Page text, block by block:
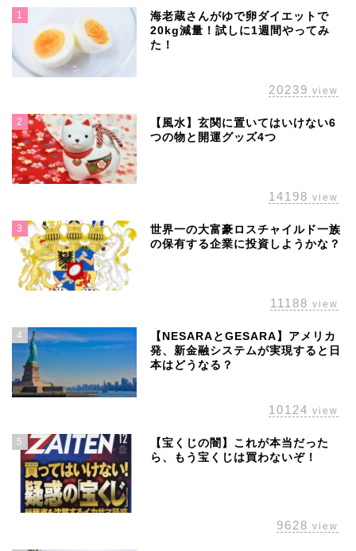
1
海老蔵さんがゆで卵ダイエットで
20kg減量！試しに1週間やってみ
た！
20239 view
2
【風水】玄関に置いてはいけない6
つの物と開運グッズ4つ
14198 view
3
世界一の大富豪ロスチャイルド一族
の保有する企業に投資しようかな？
11188 view
4
【NESARAとGESARA】アメリカ
発、新金融システムが実現すると日
本はどうなる？
10124 view
5
【宝くじの闇】これが本当だった
ら、もう宝くじは買わないぞ！
9628 view